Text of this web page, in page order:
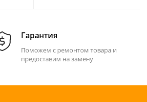
Гарантия
Поможем с ремонтом товара и
предоставим на замену